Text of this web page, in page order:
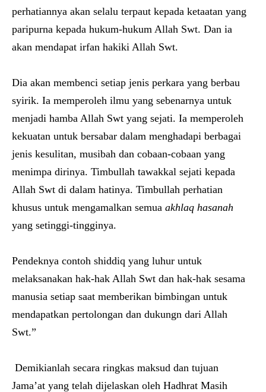
perhatiannya akan selalu terpaut kepada ketaatan yang
paripurna kepada hukum-hukum Allah Swt. Dan ia
akan mendapat irfan hakiki Allah Swt.
Dia akan membenci setiap jenis perkara yang berbau
syirik. Ia memperoleh ilmu yang sebenarnya untuk
menjadi hamba Allah Swt yang sejati. Ia memperoleh
kekuatan untuk bersabar dalam menghadapi berbagai
jenis kesulitan, musibah dan cobaan-cobaan yang
menimpa dirinya. Timbullah tawakkal sejati kepada
Allah Swt di dalam hatinya. Timbullah perhatian
khusus untuk mengamalkan semua akhlaq hasanah
yang setinggi-tingginya.
Pendeknya contoh shiddiq yang luhur untuk
melaksanakan hak-hak Allah Swt dan hak-hak sesama
manusia setiap saat memberikan bimbingan untuk
mendapatkan pertolongan dan dukungn dari Allah
Swt.”
Demikianlah secara ringkas maksud dan tujuan
Jama’at yang telah dijelaskan oleh Hadhrat Masih